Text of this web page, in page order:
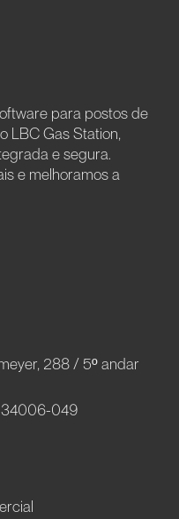
para postos de
LBC Gas Station,
e segura.
e melhoramos a
288 / 5º andar
34006-049